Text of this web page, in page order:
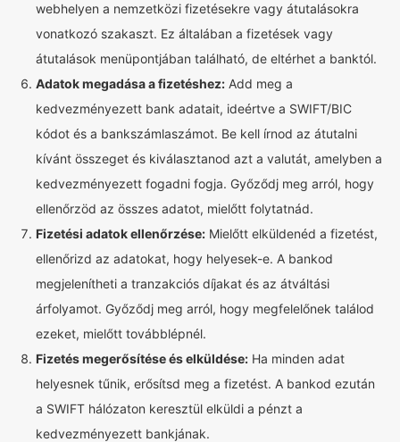
webhelyen a nemzetközi fizetésekre vagy átutalásokra
vonatkozó szakaszt. Ez általában a fizetések vagy
átutalások menüpontjában található, de eltérhet a banktól.
Adatok megadása a fizetéshez: Add meg a
kedvezményezett bank adatait, ideértve a SWIFT/BIC
kódot és a bankszámlaszámot. Be kell írnod az átutalni
kívánt összeget és kiválasztanod azt a valutát, amelyben a
kedvezményezett fogadni fogja. Győződj meg arról, hogy
ellenőrzöd az összes adatot, mielőtt folytatnád.
Fizetési adatok ellenőrzése: Mielőtt elküldenéd a fizetést,
ellenőrizd az adatokat, hogy helyesek-e. A bankod
megjelenítheti a tranzakciós díjakat és az átváltási
árfolyamot. Győződj meg arról, hogy megfelelőnek találod
ezeket, mielőtt továbblépnél.
Fizetés megerősítése és elküldése: Ha minden adat
helyesnek tűnik, erősítsd meg a fizetést. A bankod ezután
a SWIFT hálózaton keresztül elküldi a pénzt a
kedvezményezett bankjának.